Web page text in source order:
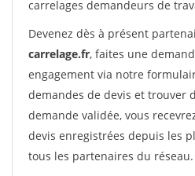
carrelages demandeurs de
Devenez dès à présent
carrelage.fr, faites une
engagement via notre
demandes de devis et trouver
demande validée, vous
devis enregistrées depuis les
tous les partenaires du réseau.